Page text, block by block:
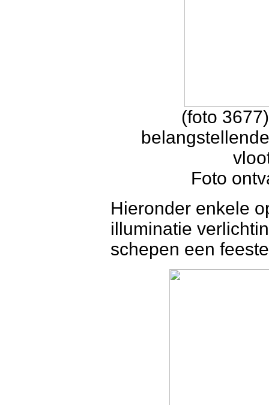
(foto
Foto
Hieronder enkele
illuminatie
schepen een